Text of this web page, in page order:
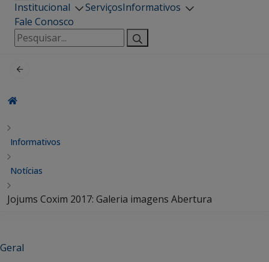
Institucional ServiçosInformativos
Fale Conosco
Pesquisar
por:
Informativos
Notícias
Jojums Coxim 2017: Galeria imagens Abertura
Geral